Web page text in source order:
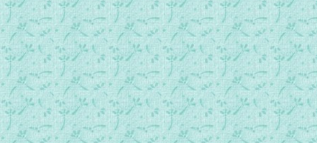
37.第二十三篇：惹琼巴的开悟02.mp3
38.第二十四篇：一个垂危苯教徒的复生01.mp3
39.第二十四篇：一个垂危苯教徒的复生02.mp3
40.第二十四篇：一个垂危苯教徒的复生03.mp3
41.第二十五篇：大女弟子惹琼玛的故事01.mp3
42.第二十五篇：大女弟子惹琼玛的故事02.mp3